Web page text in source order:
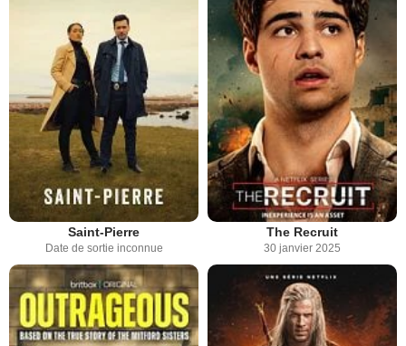
Saint-Pierre
Date de sortie inconnue
The Recruit
30 janvier 2025